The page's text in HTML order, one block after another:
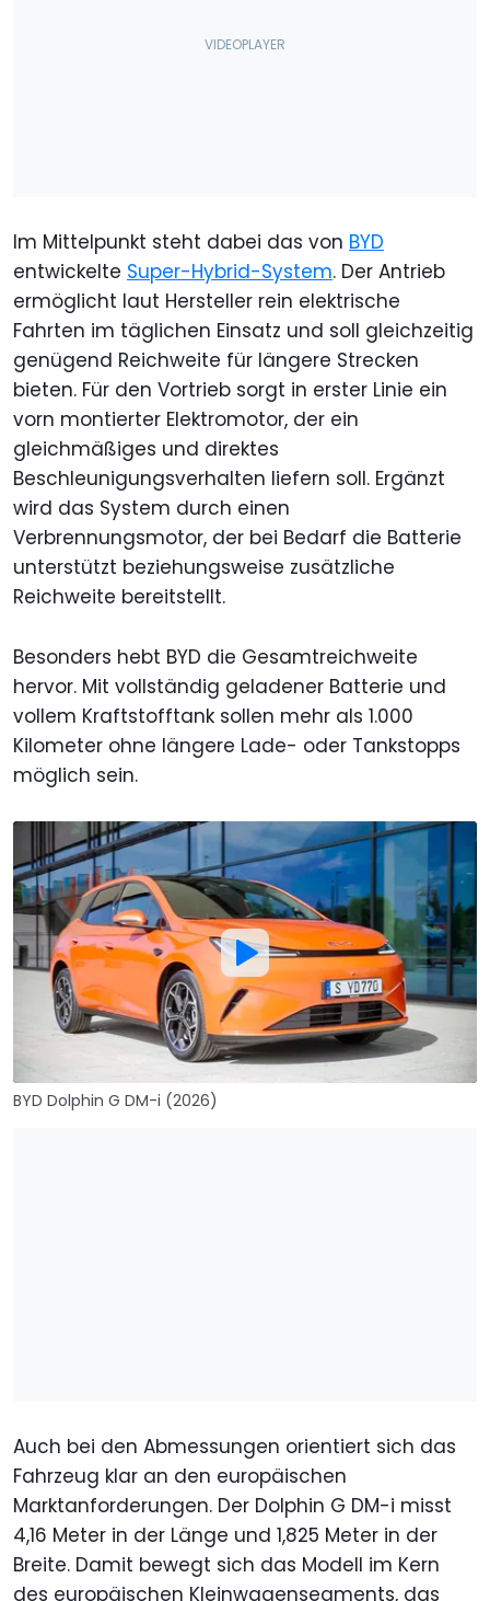
Im Mittelpunkt steht dabei das von BYD
entwickelte Super-Hybrid-System. Der Antrieb
ermöglicht laut Hersteller rein elektrische
Fahrten im täglichen Einsatz und soll gleichzeitig
genügend Reichweite für längere Strecken
bieten. Für den Vortrieb sorgt in erster Linie ein
vorn montierter Elektromotor, der ein
gleichmäßiges und direktes
Beschleunigungsverhalten liefern soll. Ergänzt
wird das System durch einen
Verbrennungsmotor, der bei Bedarf die Batterie
unterstützt beziehungsweise zusätzliche
Reichweite bereitstellt.
Besonders hebt BYD die Gesamtreichweite
hervor. Mit vollständig geladener Batterie und
vollem Kraftstofftank sollen mehr als 1.000
Kilometer ohne längere Lade- oder Tankstopps
möglich sein.
BYD Dolphin G DM-i (2026)
Auch bei den Abmessungen orientiert sich das
Fahrzeug klar an den europäischen
Marktanforderungen. Der Dolphin G DM-i misst
4,16 Meter in der Länge und 1,825 Meter in der
Breite. Damit bewegt sich das Modell im Kern
des europäischen Kleinwagensegments, das